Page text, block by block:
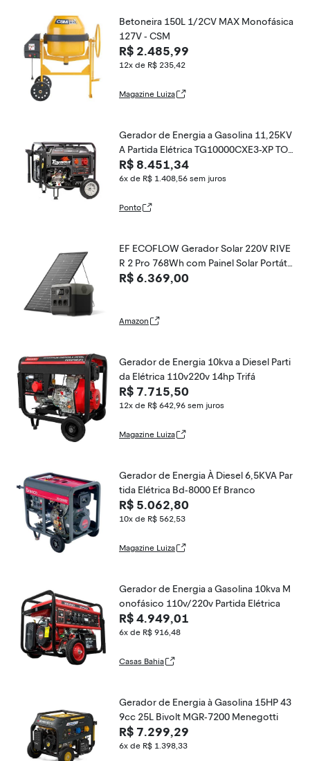
Betoneira 150L 1/2CV MAX Monofásica
127V - CSM
R$ 2.485,99
12x de R$ 235,42
Magazine Luiza
Gerador de Energia a Gasolina 11,25KV
A Partida Elétrica TG10000CXE3-XP TOY
AMA
R$ 8.451,34
6x de R$ 1.408,56 sem juros
Ponto
EF ECOFLOW Gerador Solar 220V RIVE
R 2 Pro 768Wh com Painel Solar Portátil
125W | 3 EU Tomadas AC 800W com X-
e Uso Doméstico
R$ 6.369,00
Amazon
Gerador de Energia 10kva a Diesel Parti
da Elétrica 110v220v 14hp Trifá
R$ 7.715,50
12x de R$ 642,96 sem juros
Magazine Luiza
Gerador de Energia À Diesel 6,5KVA Par
tida Elétrica Bd-8000 Ef Branco
R$ 5.062,80
10x de R$ 562,53
Magazine Luiza
Gerador de Energia a Gasolina 10kva M
onofásico 110v/220v Partida Elétrica
R$ 4.949,01
6x de R$ 916,48
Casas Bahia
Gerador de Energia à Gasolina 15HP 43
9cc 25L Bivolt MGR-7200 Menegotti
R$ 7.299,29
6x de R$ 1.398,33